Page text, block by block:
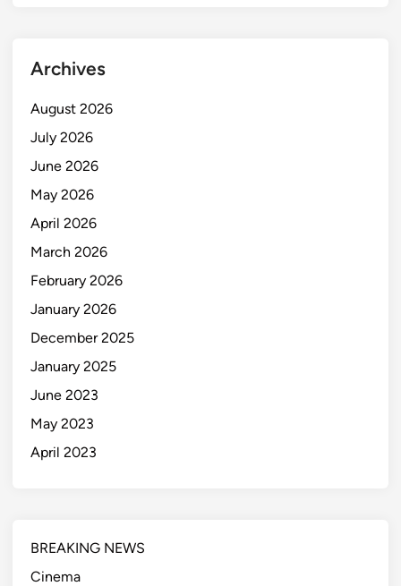
Archives
August 2026
July 2026
June 2026
May 2026
April 2026
March 2026
February 2026
January 2026
December 2025
January 2025
June 2023
May 2023
April 2023
BREAKING NEWS
Cinema